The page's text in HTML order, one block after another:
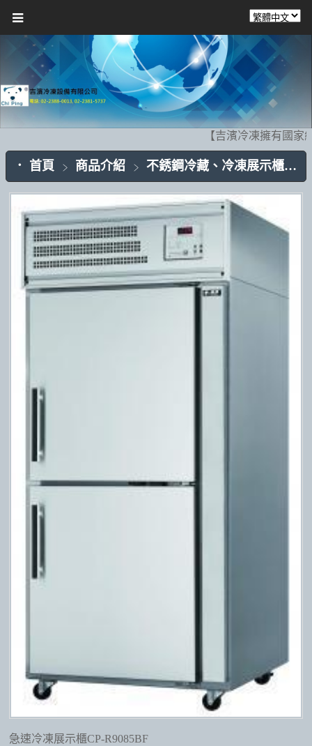
【吉濱冷凍擁有國家
首頁 商品介紹 不銹鋼冷藏、冷凍展示櫃CP002
急速冷凍展示櫃CP-R9085BF